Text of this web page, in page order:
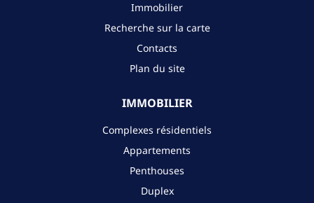
Immobilier
Recherche sur la carte
Contacts
Plan du site
IMMOBILIER
Complexes résidentiels
Appartements
Penthouses
Duplex